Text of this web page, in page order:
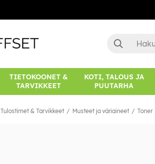
TIETOKOONET &
TARVIKKEET
KOTI, TALOUS JA
PUUTARHA
Tulostimet & Tarvikkeet Musteet ja väriaineet Toner